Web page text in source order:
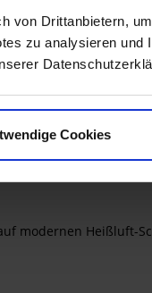
von Drittanbietern,
zu analysieren
Cookies
modernen Heißluft-